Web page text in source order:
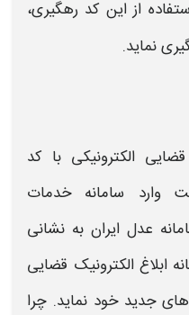
از این کد رهگیری،
نماید.
الکترونیکی با کد
وارد سامانهخدمات
عدل ایران به نشانی
ابلاغ الکترونیک قضایی
های جدید خود نماید. چرا